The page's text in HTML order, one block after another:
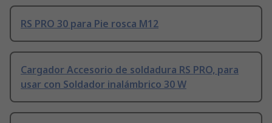
RS PRO 30 para Pie rosca M12
Cargador Accesorio de soldadura RS PRO, para
usar con Soldador inalámbrico 30 W